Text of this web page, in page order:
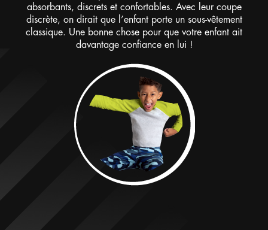
absorbants, discrets et confortables. Avec leur coupe
discrète, on dirait que l’enfant porte un sous-vêtement
classique. Une bonne chose pour que votre enfant ait
davantage confiance en lui !